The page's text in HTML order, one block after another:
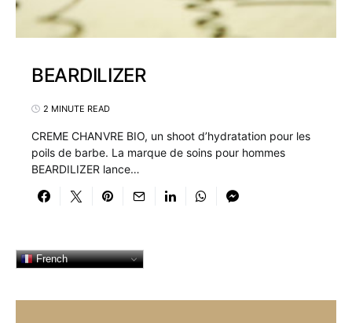
BEARDILIZER
2 MINUTE READ
CREME CHANVRE BIO, un shoot d’hydratation pour les
poils de barbe. La marque de soins pour hommes
BEARDILIZER lance…
French